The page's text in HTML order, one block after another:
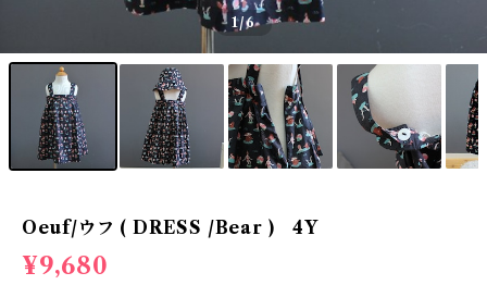
1/6
Oeuf/ウフ ( DRESS /Bear ) 4Y
¥9,680